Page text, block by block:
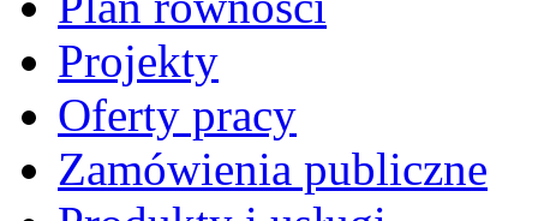
Projekty
Oferty pracy
Zamówienia publiczne